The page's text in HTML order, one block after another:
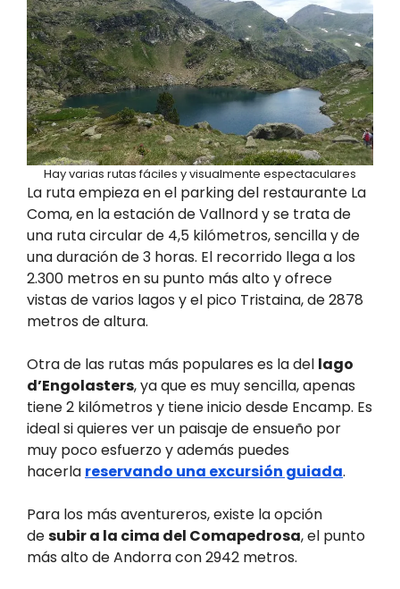
Hay varias rutas fáciles y visualmente espectaculares
La ruta empieza en el parking del restaurante La
Coma, en la estación de Vallnord y se trata de
una ruta circular de 4,5 kilómetros, sencilla y de
una duración de 3 horas. El recorrido llega a los
2.300 metros en su punto más alto y ofrece
vistas de varios lagos y el pico Tristaina, de 2878
metros de altura.
Otra de las rutas más populares es la del lago
d’Engolasters, ya que es muy sencilla, apenas
tiene 2 kilómetros y tiene inicio desde Encamp. Es
ideal si quieres ver un paisaje de ensueño por
muy poco esfuerzo y además puedes
hacerla reservando una excursión guiada.
Para los más aventureros, existe la opción
desubir a la cima del Comapedrosa, el punto
más alto de Andorra con 2942 metros.